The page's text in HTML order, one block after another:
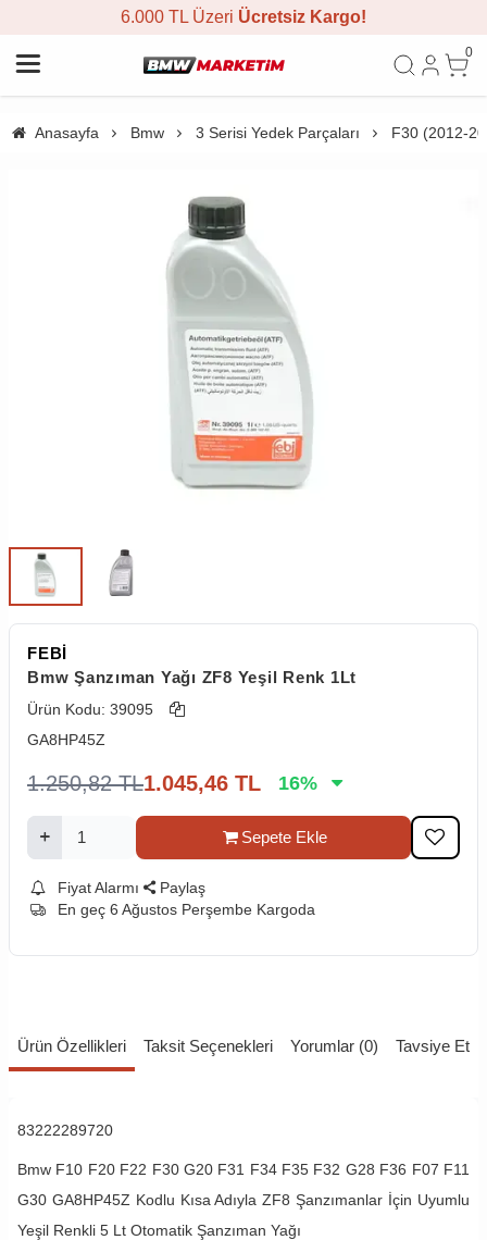
6.000 TL Üzeri Ücretsiz Kargo!
0
Anasayfa Bmw 3 Serisi Yedek Parçaları F30 (2012-
FEBİ
Bmw Şanzıman Yağı ZF8 Yeşil Renk 1Lt
Ürün Kodu: 39095
GA8HP45Z
1.250,82 TL1.045,46 TL 16%
Sepete Ekle
Fiyat Alarmı
Paylaş
En geç 6 Ağustos Perşembe Kargoda
Ürün Özellikleri Taksit Seçenekleri Yorumlar (0) Tavsiye Et
83222289720
Bmw F10 F20 F22 F30 G20 F31 F34 F35 F32 G28 F36 F07 F11
G30 GA8HP45Z Kodlu Kısa Adıyla ZF8 Şanzımanlar İçin Uyumlu
Yeşil Renkli 5 Lt Otomatik Şanzıman Yağı